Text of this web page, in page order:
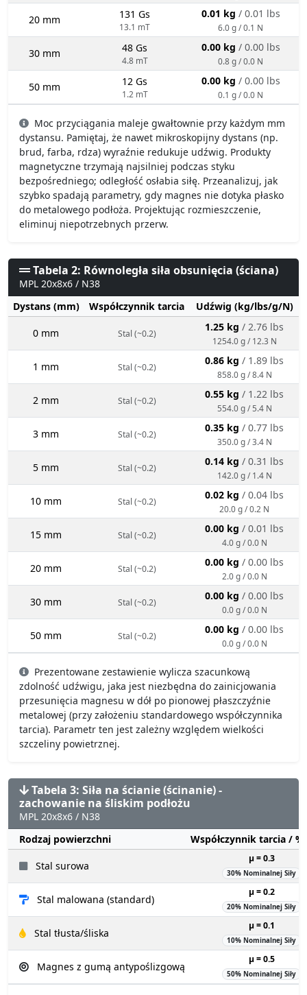
20 mm 131 Gs
13.1 mT
0.01 kg / 0.01 lbs
6.0 g / 0.1 N
30 mm 48 Gs
4.8 mT
0.00 kg / 0.00 lbs
0.8 g / 0.0 N
50 mm 12 Gs
1.2 mT
0.00 kg / 0.00 lbs
0.1 g / 0.0 N
Moc przyciągania maleje gwałtownie przy każdym mm
dystansu. Pamiętaj, że nawet mikroskopijny dystans (np.
brud, farba, rdza) wyraźnie redukuje udźwig. Produkty
magnetyczne trzymają najsilniej podczas styku
bezpośredniego; odległość osłabia siłę. Przeanalizuj, jak
szybko spadają parametry, gdy magnes nie dotyka płasko
do metalowego podłoża. Projektując rozmieszczenie,
eliminuj niepotrzebnych przerw.
Tabela 2: Równoległa siła obsunięcia (ściana)
MPL 20x8x6 / N38
Dystans (mm)
Współczynnik tarcia Udźwig (kg/lbs/g/N)
0 mm Stal (~0.2)
1.25 kg / 2.76 lbs
1254.0 g / 12.3 N
1 mm Stal (~0.2)
0.86 kg / 1.89 lbs
858.0 g / 8.4 N
2 mm Stal (~0.2)
0.55 kg / 1.22 lbs
554.0 g / 5.4 N
3 mm Stal (~0.2)
0.35 kg / 0.77 lbs
350.0 g / 3.4 N
5 mm Stal (~0.2)
0.14 kg / 0.31 lbs
142.0 g / 1.4 N
10 mm Stal (~0.2)
0.02 kg / 0.04 lbs
20.0 g / 0.2 N
15 mm Stal (~0.2)
0.00 kg / 0.01 lbs
4.0 g / 0.0 N
20 mm Stal (~0.2)
0.00 kg / 0.00 lbs
2.0 g / 0.0 N
30 mm Stal (~0.2)
0.00 kg / 0.00 lbs
0.0 g / 0.0 N
50 mm Stal (~0.2)
0.00 kg / 0.00 lbs
0.0 g / 0.0 N
Prezentowane zestawienie wylicza szacunkową
zdolność udźwigu, jaka jest niezbędna do zainicjowania
przesunięcia magnesu w dół po pionowej płaszczyźnie
metalowej (przy założeniu standardowego współczynnika
tarcia). Parametr ten jest zależny względem wielkości
szczeliny powietrznej.
Tabela 3: Siła na ścianie (ścinanie) -
zachowanie na śliskim podłożu
MPL 20x8x6 / N38
Rodzaj powierzchni
Współczynnik tarcia /
Stal surowa
µ = 0.3
30% Nominalnej Siły
Stal malowana (standard)
µ = 0.2
20% Nominalnej Siły
Stal tłusta/śliska
µ = 0.1
10% Nominalnej Siły
Magnes z gumą antypoślizgową
µ = 0.5
50% Nominalnej Siły